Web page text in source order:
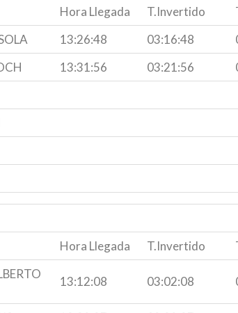
Hora Llegada T.Invertido
13:26:48 03:16:48
13:31:56 03:21:56
Hora Llegada T.Invertido
13:12:08 03:02:08